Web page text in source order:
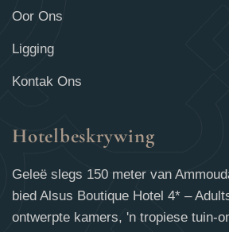
Oor Ons
Ligging
Kontak Ons
Hotelbeskrywing
Geleë slegs 150 meter van
bied Alsus Boutique Hotel 4* –
ontwerpte kamers, 'n tropiese tuin-